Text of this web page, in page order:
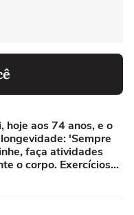
hoje aos 74 anos, e o
'Sempre
faça atividades
o corpo. Exercícios